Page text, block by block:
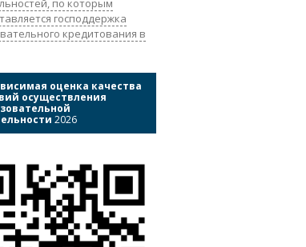
по которым
господдержка
кредитования в
оценка качества
осуществления
2026